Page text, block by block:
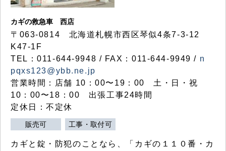
カギの救急車 西店
〒063-0814 北海道札幌市西区琴似4条7-3-12
K47-1F
TEL：011-644-9948 / FAX：011-644-9949 / n
pqxs123@ybb.ne.jp
営業時間：店舗 10：00〜19：00 土・日・祝
10：00〜18：00 出張工事24時間
定休日：不定休
販売可 工事・取付可
カギと錠・防犯のことなら、「カギの１１０番・カ